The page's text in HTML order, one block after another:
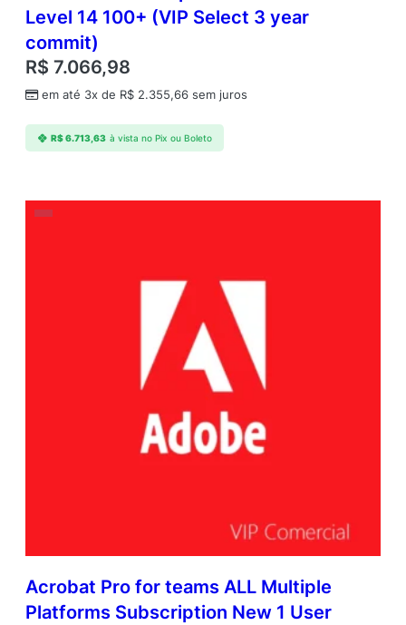
Level 14 100+ (VIP Select 3 year
commit)
R$ 7.066,98
em até 3x de R$ 2.355,66 sem juros
R$6.713,63 à vista no Pix ou Boleto
Acrobat Pro for teams ALL Multiple
Platforms Subscription New 1 User